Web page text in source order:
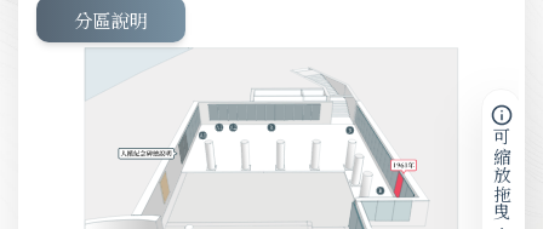
分區說明